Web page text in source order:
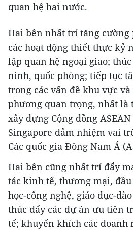
quan hệ hai nước.
Hai bên nhất trí tăng cường
các hoạt động thiết thực kỷ
lập quan hệ ngoại giao;
ninh, quốc phòng; tiếp tục
trong các vấn đề khu vực
phương quan trọng, nhất là
xây dựng Cộng đồng
Singapore đảm nhiệm vai
Các quốc gia Đông Nam Á
Hai bên cũng nhất trí đẩy
tác kinh tế, thương mại,
học-công nghệ, giáo dục-
thúc đẩy các dự án ưu tiên
tế; khuyến khích các doanh